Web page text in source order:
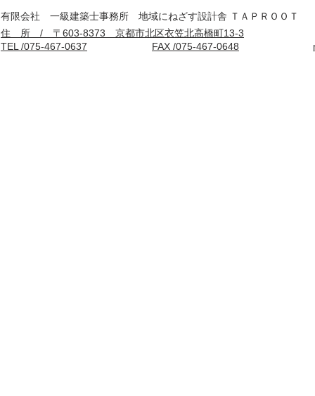
有限会社 一級建築士事務所 地域にねざす設計舎 ＴＡＰＲＯＯＴ
住 所 / 〒603-8373 京都市北区衣笠北高橋町13-3
TEL /075-467-0637
FAX /075-467-0648